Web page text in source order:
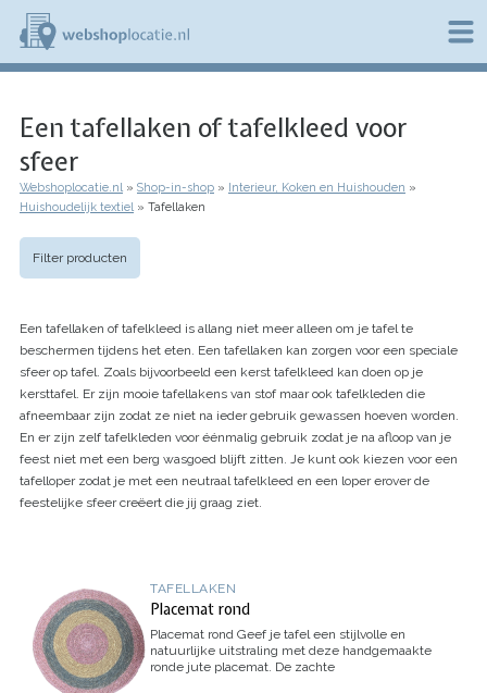
Overslaan
naar
de
b
s
h
p
l
o
a
e
.
n
l
Een tafellaken of tafelkleed voor
sfeer
Kruimelpad
Webshoplocatie.nl Shop-in-shop
Interieur, Koken en Huishouden
Huishoudelijk textiel
Tafellaken
Filter producten
Een tafellaken of tafelkleed is allang niet meer alleen om je tafel te
beschermen tijdens het eten. Een tafellaken kan zorgen voor een speciale
sfeer op tafel. Zoals bijvoorbeeld een kerst tafelkleed kan doen op je
kersttafel. Er zijn mooie tafellakens van stof maar ook tafelkleden die
afneembaar zijn zodat ze niet na ieder gebruik gewassen hoeven worden.
En er zijn zelf tafelkleden voor éénmalig gebruik zodat je na afloop van je
feest niet met een berg wasgoed blijft zitten. Je kunt ook kiezen voor een
tafelloper zodat je met een neutraal tafelkleed en een loper erover de
feestelijke sfeer creëert die jij graag ziet.
TAFELLAKEN
Placemat rond
Placemat rond Geef je tafel een stijlvolle en
natuurlijke uitstraling met deze handgemaakte
ronde jute placemat. De zachte